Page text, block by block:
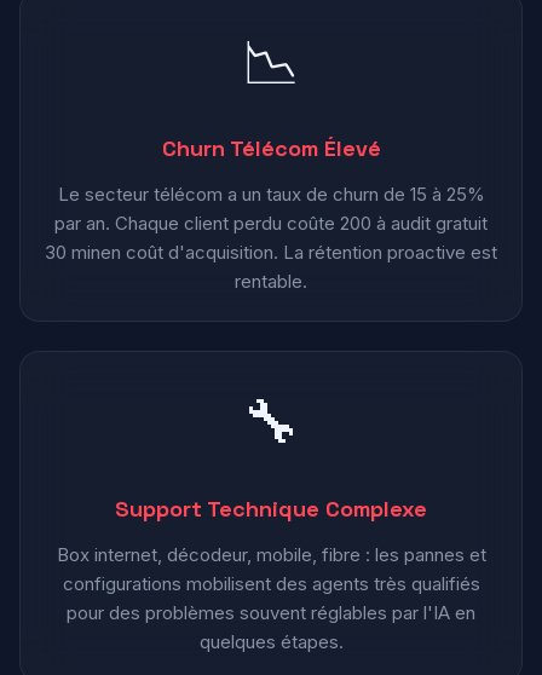
📉
Churn Télécom Élevé
Le secteur télécom a un taux de churn de 15 à 25%
par an. Chaque client perdu coûte 200 à audit gratuit
30 minen coût d'acquisition. La rétention proactive est
rentable.
🔧
Support Technique Complexe
Box internet, décodeur, mobile, fibre : les pannes et
configurations mobilisent des agents très qualifiés
pour des problèmes souvent réglables par l'IA en
quelques étapes.